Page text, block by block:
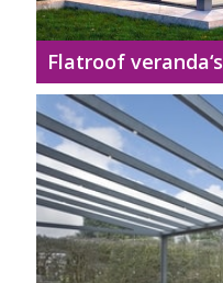
Flatroof veranda‘s